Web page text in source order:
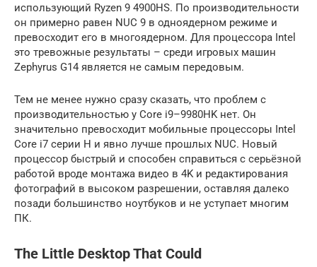
использующий Ryzen 9 4900HS. По производительности
он примерно равен NUC 9 в одноядерном режиме и
превосходит его в многоядерном. Для процессора Intel
это тревожные результаты – среди игровых машин
Zephyrus G14 является не самым передовым.
Тем не менее нужно сразу сказать, что проблем с
производительностью у Core i9–9980HK нет. Он
значительно превосходит мобильные процессоры Intel
Core i7 серии H и явно лучше прошлых NUC. Новый
процессор быстрый и способен справиться с серьёзной
работой вроде монтажа видео в 4K и редактирования
фотографий в высоком разрешении, оставляя далеко
позади большинство ноутбуков и не уступает многим
ПК.
The Little Desktop That Could